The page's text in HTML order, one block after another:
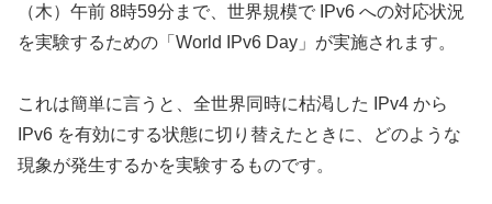
（木）午前 8時59分まで、世界規模で IPv6 への対応状況
を実験するための「World IPv6 Day」が実施されます。
これは簡単に言うと、全世界同時に枯渇した IPv4 から
IPv6 を有効にする状態に切り替えたときに、どのような
現象が発生するかを実験するものです。